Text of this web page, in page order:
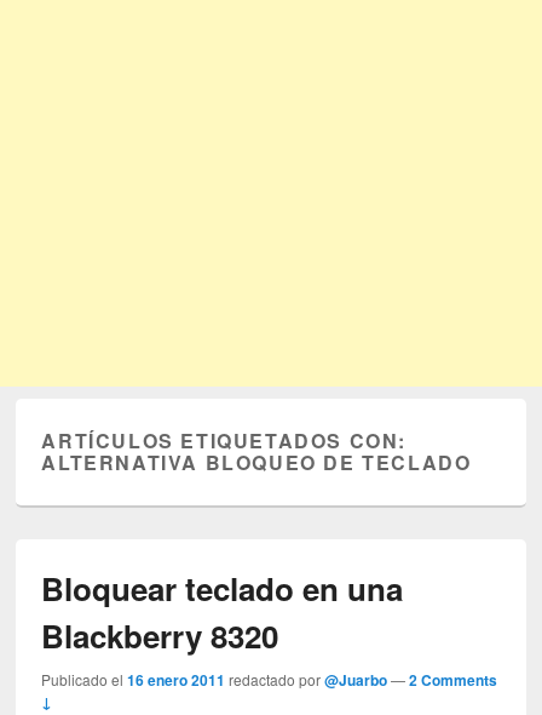
ARTÍCULOS ETIQUETADOS CON:
ALTERNATIVA BLOQUEO DE TECLADO
Bloquear teclado en una
Blackberry 8320
Publicado el16 enero 2011 redactado por@Juarbo —2 Comments
↓